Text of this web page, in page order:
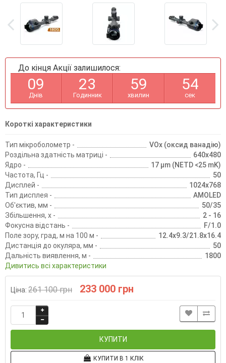
До кінця Акції залишилося:
09
Днів
23
Годинник
59
хвилин
54
сек
Короткі характеристики
Тип мікроболометр -
VOx (оксид ванадію)
Роздільна здатність матриці -
640x480
Ядро -
17 µm (NETD <25 mK)
Частота, Гц -
50
Дисплей -
1024x768
Тип дисплея -
AMOLED
Об'єктив, мм -
50/35
Збільшення, х -
2 - 16
Фокусна відстань -
F/1.0
Поле зору, град, м на 100 м -
12.4x9.3/21.8x16.4
Дистанція до окуляра, мм -
50
Дальність виявлення, м -
1800
Дивитись всі характеристики
Ціна: 261 100 грн 233 000 грн
КУПИТИ
КУПИТИ В 1 КЛІК